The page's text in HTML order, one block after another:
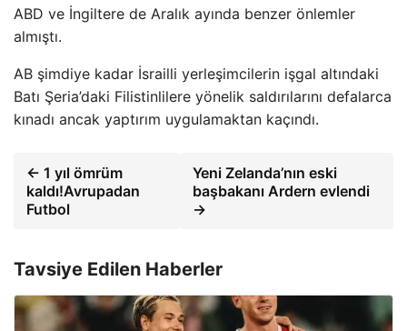
ABD ve İngiltere de Aralık ayında benzer önlemler
almıştı.
AB şimdiye kadar İsrailli yerleşimcilerin işgal altındaki
Batı Şeria’daki Filistinlilere yönelik saldırılarını defalarca
kınadı ancak yaptırım uygulamaktan kaçındı.
← 1 yıl ömrüm
kaldı!Avrupadan
Futbol
Yeni Zelanda’nın eski
başbakanı Ardern evlendi
→
Tavsiye Edilen Haberler